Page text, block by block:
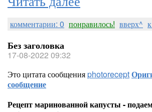
комментарии: 0 понравилось! вверх^
Без заголовка
17-08-2022 09:32
Это цитата сообщенияphotorecept
сообщение
Рецепт маринованной капусты -